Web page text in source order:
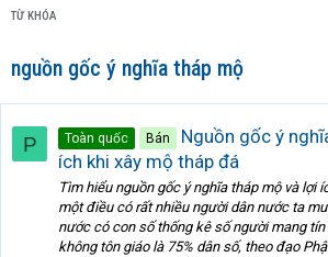
TỪ KHÓA
nguồn gốc ý nghĩa tháp mộ
P Toàn quốc Bán
Nguồn gốc ý
ích khi xây mộ tháp đá
Tìm hiểu nguồn gốc ý nghĩa tháp mộ và lợi
một điều có rất nhiều người dân nước ta
nước có con số thống kê số người mang
không tôn giáo là 75% dân số, theo đạo